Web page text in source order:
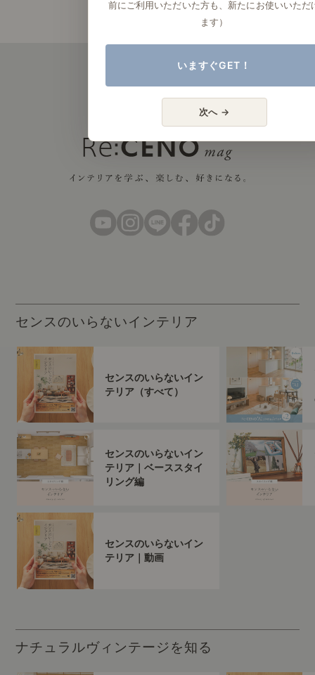
センスのいらないインテリア
センスのいらないイン
テリア（すべて）
センスのいらないイン
テリア｜ベーススタイ
リング編
センスのいらないイン
テリア｜動画
ナチュラルヴィンテージを知る
前にご利用いただいた方も、新たにお使いいただ
ます）
いますぐGET！
次へ →